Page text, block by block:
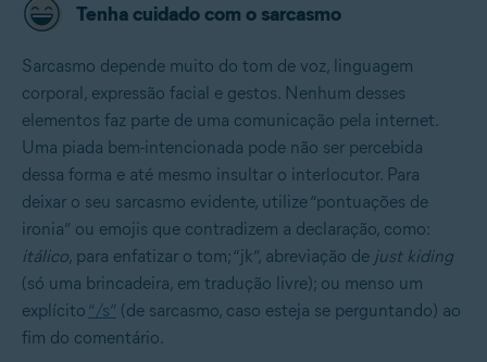
Tenha cuidado com o sarcasmo
Sarcasmo depende muito do tom de voz, linguagem
corporal, expressão facial e gestos. Nenhum desses
elementos faz parte de uma comunicação pela internet.
Uma piada bem-intencionada pode não ser percebida
dessa forma e até mesmo insultar o interlocutor. Para
deixar o seu sarcasmo evidente, utilize “pontuações de
ironia” ou emojis que contradizem a declaração, como:
itálico, para enfatizar o tom; “jk”, abreviação de just kiding
(só uma brincadeira, em tradução livre); ou menso um
explícito “/s” (de sarcasmo, caso esteja se perguntando) ao
fim do comentário.